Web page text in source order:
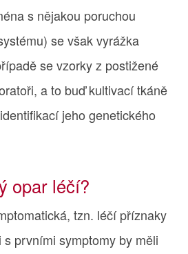
s nějakou poruchou
se však vyrážka
se vzorky z postižené
a to buď kultivací tkáně
jeho genetického
opar léčí?
tzn. léčí příznaky
prvními symptomy by měli